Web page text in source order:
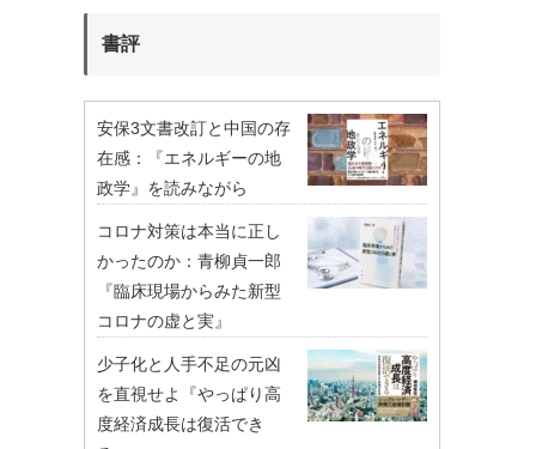
書評
安保3文書改訂と中国の存
在感：『エネルギーの地
政学』を読みながら
コロナ対策は本当に正し
かったのか：青柳貞一郎
『臨床現場からみた新型
コロナの虚と実』
少子化と人手不足の元凶
を直視せよ『やっぱり高
度経済成長は復活でき